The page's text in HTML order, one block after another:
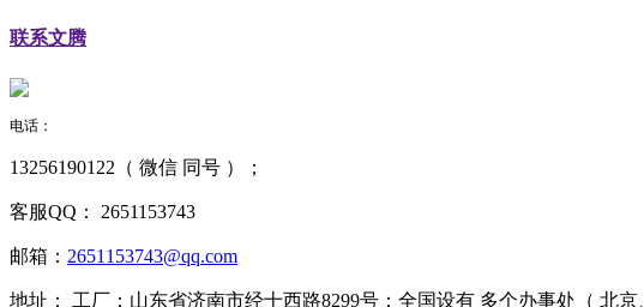
联系文腾
电话：
13256190122（ 微信 同号 ）；
客服QQ： 2651153743
邮箱： 2651153743@qq.com
地址： 工厂：山东省济南市经十西路8299号；全国设有 多个办事处（ 北